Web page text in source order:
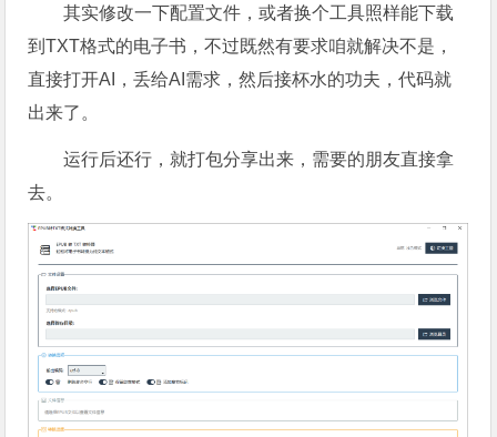
其实修改一下配置文件，或者换个工具照样能下载
到TXT格式的电子书，不过既然有要求咱就解决不是，
直接打开AI，丢给AI需求，然后接杯水的功夫，代码就
出来了。
运行后还行，就打包分享出来，需要的朋友直接拿
去。